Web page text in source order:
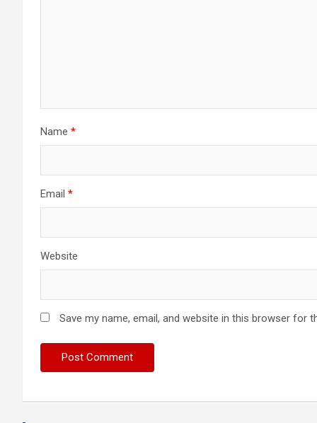
Name *
Email *
Website
Save my name, email, and website in this browser for